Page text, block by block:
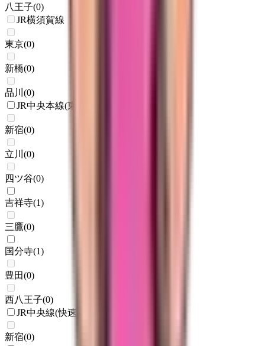
八王子(0)
JR横須賀線
東京(0)
新橋(0)
品川 (0)
JR中央本線(東京～塩尻)
新宿(0)
立川 (0)
四ツ谷(0)
吉祥寺(1)
三鷹(0)
国分寺(1)
豊田(0)
西八王子(0)
JR中央線(快速)
新宿(0)